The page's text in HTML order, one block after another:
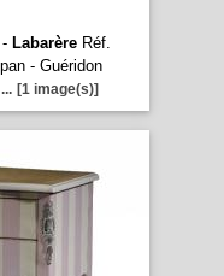
LabarèreRéf.
- Guéridon
... [1 image(s)]